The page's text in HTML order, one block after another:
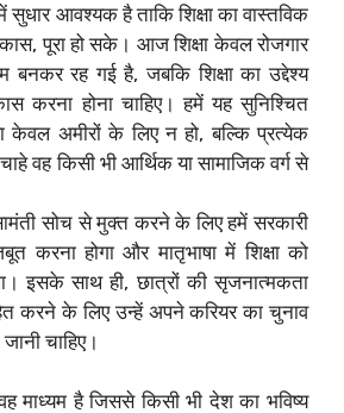
में सुधार आवश्यक है ताकि शिक्षा का वास्तविक
पूरा हो सके। आज शिक्षा केवल रोजगार
बनकर रह गई है, जबकि शिक्षा का उद्देश्य
करना होना चाहिए। हमें यह सुनिश्चित
केवल अमीरों के लिए न हो, बल्कि प्रत्येक
वह किसी भी आर्थिक या सामाजिक वर्ग से
सोच से मुक्त करने के लिए हमें सरकारी
करना होगा और मातृभाषा में शिक्षा को
इसके साथ ही, छात्रों की सृजनात्मकता
करने के लिए उन्हें अपने करियर का चुनाव
चाहिए।
वह माध्यम है जिससे किसी भी देश का भविष्य